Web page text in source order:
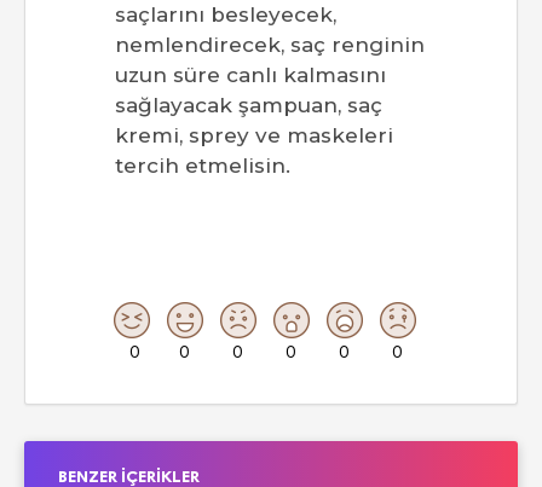
saçlarını besleyecek,
nemlendirecek, saç renginin
uzun süre canlı kalmasını
sağlayacak şampuan, saç
kremi, sprey ve maskeleri
tercih etmelisin.
0 0 0 0 0 0
BENZER İÇERIKLER